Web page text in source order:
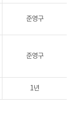
준영구
준영구
1년